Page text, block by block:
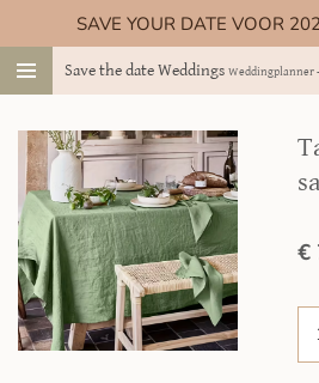
direct
naar
hoofdinhoud
Save the date Weddings Weddingplanner
SAVE YOUR DATE VOOR
€